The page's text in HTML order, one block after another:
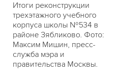
Итоги реконструкции
трехэтажного учебного
корпуса школы №534 в
районе Зябликово. Фото:
Максим Мишин, пресс-
служба мэра и
правительства Москвы.